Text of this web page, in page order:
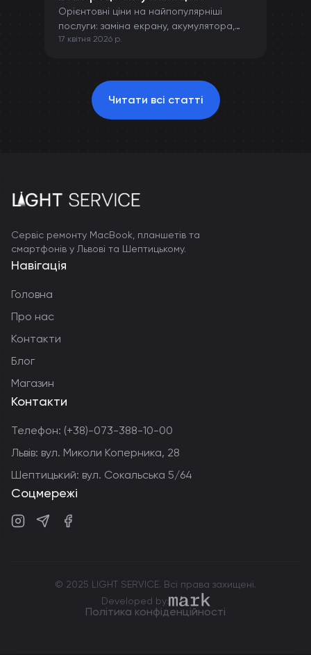
Орієнтовні ціни на найпопулярніші
послуги: заміна екрану, акумулятора,
камери та інших компонентів iPhone.
17 квітня 2026 р.
Читати всі статті
Сервіс ремонту MacBook, планшетів та
смартфонів у Львові та Шептицькому.
Навігація
Головна
Про нас
Контакти
Блог
Магазин
Контакти
Телефон: (+38)-073-388-10-00
Львів: вул. Миколи Коперника, 28
Шептицький: вул. Сокальська 5/64
Соцмережі
© 2025 LIGHT SERVICE. Всі права захищені.
Developed by:markdev.agency
Політика конфіденційності